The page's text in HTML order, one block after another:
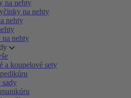
na nehty
na nehty
nehty
nehty
a koupelové sety
sady